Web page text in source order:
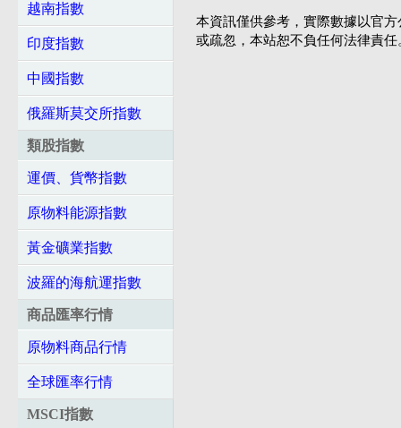
越南指數
印度指數
中國指數
俄羅斯莫交所指數
類股指數
運價、貨幣指數
原物料能源指數
黃金礦業指數
波羅的海航運指數
商品匯率行情
原物料商品行情
全球匯率行情
MSCI指數
本資訊僅供參考，實際數據以官
或疏忽，本站恕不負任何法律責任